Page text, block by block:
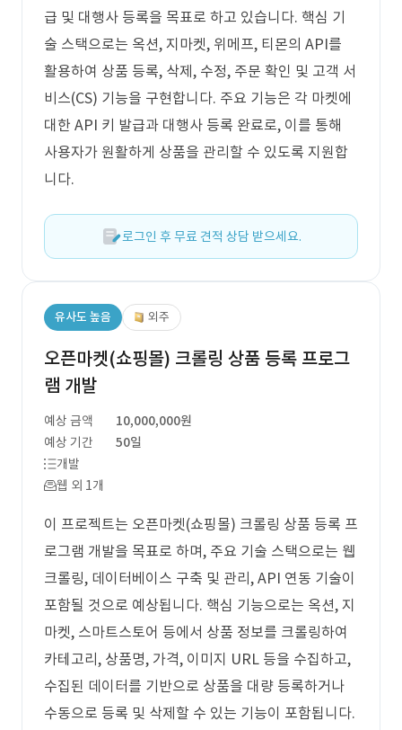
급 및 대행사 등록을 목표로 하고 있습니다. 핵심 기
술 스택으로는 옥션, 지마켓, 위메프, 티몬의 API를
활용하여 상품 등록, 삭제, 수정, 주문 확인 및 고객 서
비스(CS) 기능을 구현합니다. 주요 기능은 각 마켓에
대한 API 키 발급과 대행사 등록 완료로, 이를 통해
사용자가 원활하게 상품을 관리할 수 있도록 지원합
니다.
로그인 후 무료 견적 상담 받으세요.
유사도 높음 외주
오픈마켓(쇼핑몰) 크롤링 상품 등록 프로그
램 개발
예상 금액
10,000,000원
예상 기간
50일
개발
웹 외 1개
이 프로젝트는 오픈마켓(쇼핑몰) 크롤링 상품 등록 프
로그램 개발을 목표로 하며, 주요 기술 스택으로는 웹
크롤링, 데이터베이스 구축 및 관리, API 연동 기술이
포함될 것으로 예상됩니다. 핵심 기능으로는 옥션, 지
마켓, 스마트스토어 등에서 상품 정보를 크롤링하여
카테고리, 상품명, 가격, 이미지 URL 등을 수집하고,
수집된 데이터를 기반으로 상품을 대량 등록하거나
수동으로 등록 및 삭제할 수 있는 기능이 포함됩니다.